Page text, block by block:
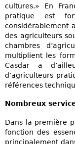
cultures.» En
pratique est
considérablement
des agriculteurs
chambres
multiplient les
Casdar a
d’agriculteurs
références
Nombreux
Dans la première
fonction des
principalement